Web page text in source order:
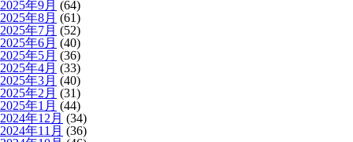
2025年9月 (64)
2025年8月 (61)
2025年7月 (52)
2025年6月 (40)
2025年5月 (36)
2025年4月 (33)
2025年3月 (40)
2025年2月 (31)
2025年1月 (44)
2024年12月 (34)
2024年11月 (36)